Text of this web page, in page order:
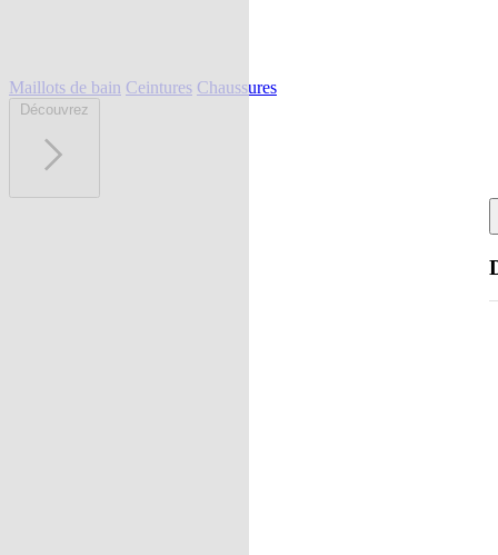
Maillots de bain Ceintures Chaussures
Découvrez